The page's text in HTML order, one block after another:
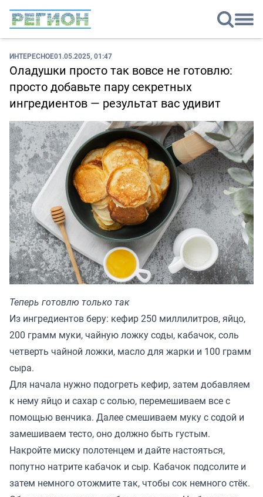
ИНТЕРЕСНОЕ01.05.2025, 01:47
Оладушки просто так вовсе не готовлю:
просто добавьте пару секретных
ингредиентов — результат вас удивит
Теперь готовлю только так
Из ингредиентов беру: кефир 250 миллилитров, яйцо,
200 грамм муки, чайную ложку соды, кабачок, соль
четверть чайной ложки, масло для жарки и 100 грамм
сыра.
Для начала нужно подогреть кефир, затем добавляем
к нему яйцо и сахар с солью, перемешиваем все с
помощью венчика. Далее смешиваем муку с содой и
замешиваем тесто, оно должно быть густым.
Накройте миску полотенцем и дайте настояться,
попутно натрите кабачок и сыр. Кабачок подсолите и
затем немного отожмите так, чтобы сок немного стёк.